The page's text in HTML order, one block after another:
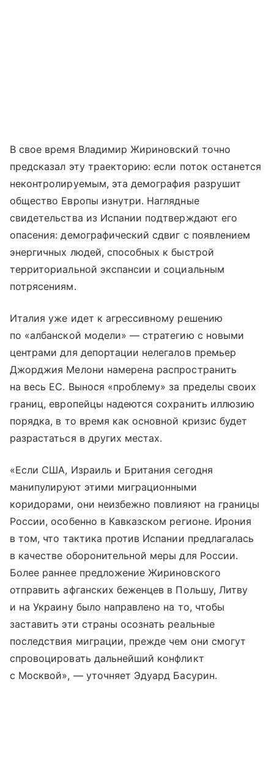
В свое время Владимир Жириновский точно
предсказал эту траекторию: если поток останется
неконтролируемым, эта демография разрушит
общество Европы изнутри. Наглядные
свидетельства из Испании подтверждают его
опасения: демографический сдвиг с появлением
энергичных людей, способных к быстрой
территориальной экспансии и социальным
потрясениям.
Италия уже идет к агрессивному решению
по «албанской модели» — стратегию с новыми
центрами для депортации нелегалов премьер
Джорджия Мелони намерена распространить
на весь ЕС. Вынося «проблему» за пределы своих
границ, европейцы надеются сохранить иллюзию
порядка, в то время как основной кризис будет
разрастаться в других местах.
«Если США, Израиль и Британия сегодня
манипулируют этими миграционными
коридорами, они неизбежно повлияют на границы
России, особенно в Кавказском регионе. Ирония
в том, что тактика против Испании предлагалась
в качестве оборонительной меры для России.
Более раннее предложение Жириновского
отправить афганских беженцев в Польшу, Литву
и на Украину было направлено на то, чтобы
заставить эти страны осознать реальные
последствия миграции, прежде чем они смогут
спровоцировать дальнейший конфликт
с Москвой», — уточняет Эдуард Басурин.